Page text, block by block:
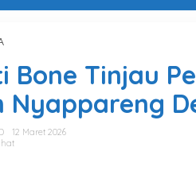
p
a
o
Bone Tinjau
Nyappareng
12 Maret 2026